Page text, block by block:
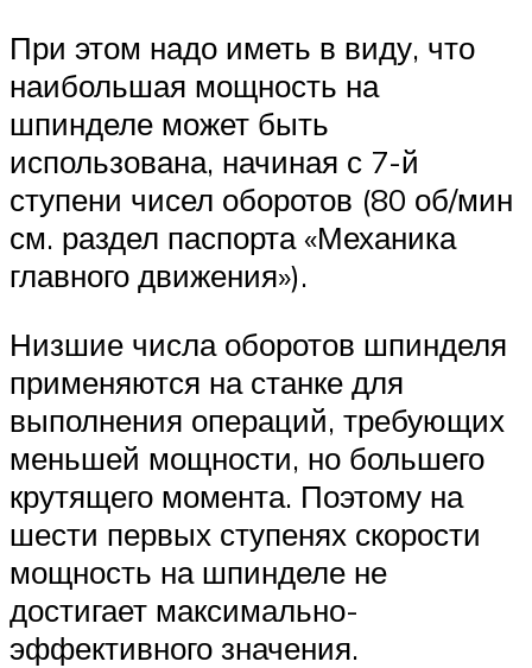
При этом надо иметь в виду, что
наибольшая мощность на
шпинделе может быть
использована, начиная с 7-й
ступени чисел оборотов (80 об/мин
см. раздел паспорта «Механика
главного движения»).
Низшие числа оборотов шпинделя
применяются на станке для
выполнения операций, требующих
меньшей мощности, но большего
крутящего момента. Поэтому на
шести первых ступенях скорости
мощность на шпинделе не
достигает максимально-
эффективного значения.